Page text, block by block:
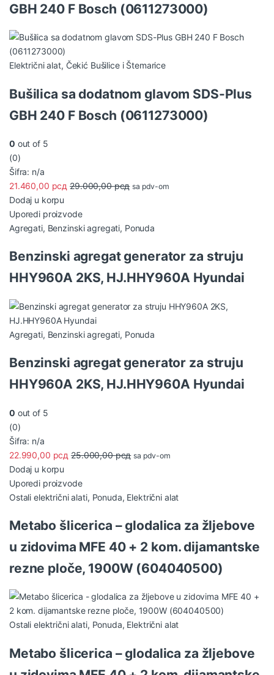
GBH 240 F Bosch (0611273000)
Električni alat, Čekić Bušilice i Štemarice
Bušilica sa dodatnom glavom SDS-Plus
GBH 240 F Bosch (0611273000)
0 out of 5
(0)
Šifra: n/a
21.460,00 рсд 29.000,00рсд sa pdv-om
Dodaj u korpu
Uporedi proizvode
Agregati, Benzinski agregati, Ponuda
Benzinski agregat generator za struju
HHY960A 2KS, HJ.HHY960A Hyundai
Agregati, Benzinski agregati, Ponuda
Benzinski agregat generator za struju
HHY960A 2KS, HJ.HHY960A Hyundai
0 out of 5
(0)
Šifra: n/a
22.990,00 рсд 25.000,00рсд sa pdv-om
Dodaj u korpu
Uporedi proizvode
Ostali električni alati, Ponuda, Električni alat
Metabo šlicerica – glodalica za žljebove
u zidovima MFE 40 + 2 kom. dijamantske
rezne ploče, 1900W (604040500)
Ostali električni alati, Ponuda, Električni alat
Metabo šlicerica – glodalica za žljebove